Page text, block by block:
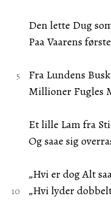
Den lette Dug
Paa Vaarens
Fra Lundens
Millioner Fugles
Et lille Lam fra
Og saae sig
„Hvi er dog Alt
„Hvi lyder